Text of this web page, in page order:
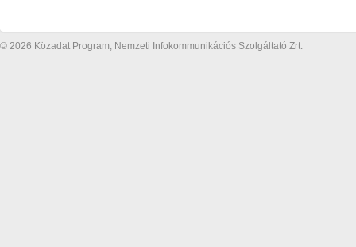
© 2026 Közadat Program, Nemzeti Infokommunikációs Szolgáltató Zrt.